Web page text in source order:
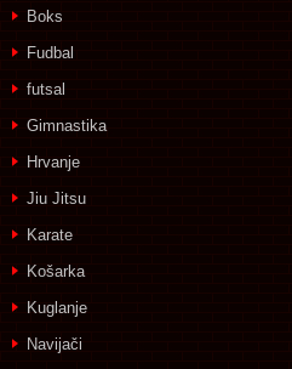
Boks
Fudbal
futsal
Gimnastika
Hrvanje
Jiu Jitsu
Karate
Košarka
Kuglanje
Navijači